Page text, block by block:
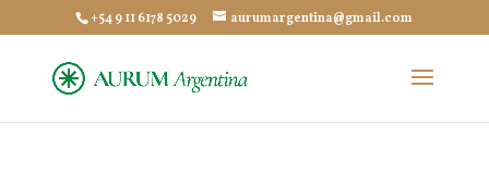
+54 9 11 6178 5029 aurumargentina@gmail.com